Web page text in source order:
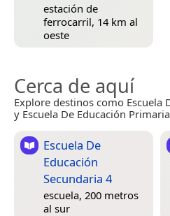
estación de
ferrocarril, 14 km al
oeste
Cerca de aquí
Explore destinos como Escuela
y Escuela De Educación
Escuela De
Educación
Secundaria 4
escuela, 200 metros
al sur